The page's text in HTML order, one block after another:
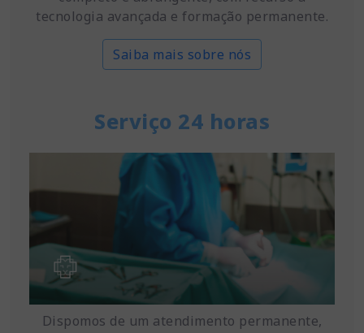
tecnologia avançada e formação permanente.
Saiba mais sobre nós
Serviço 24 horas
Dispomos de um atendimento permanente,